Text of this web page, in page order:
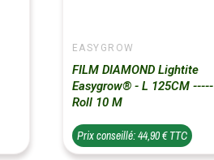
EASYGROW
FILM DIAMOND Lightite
Easygrow® - L 125CM -----
Roll 10 M
Prix conseillé: 44,90 € TTC